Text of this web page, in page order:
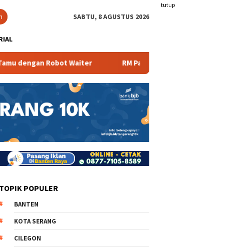
tutup
SABTU, 8 AGUSTUS 2026
Waiter RM Parahiyangan Sajikan Pecak Bandeng Tanpa
TOPIK POPULER
BANTEN
KOTA SERANG
CILEGON